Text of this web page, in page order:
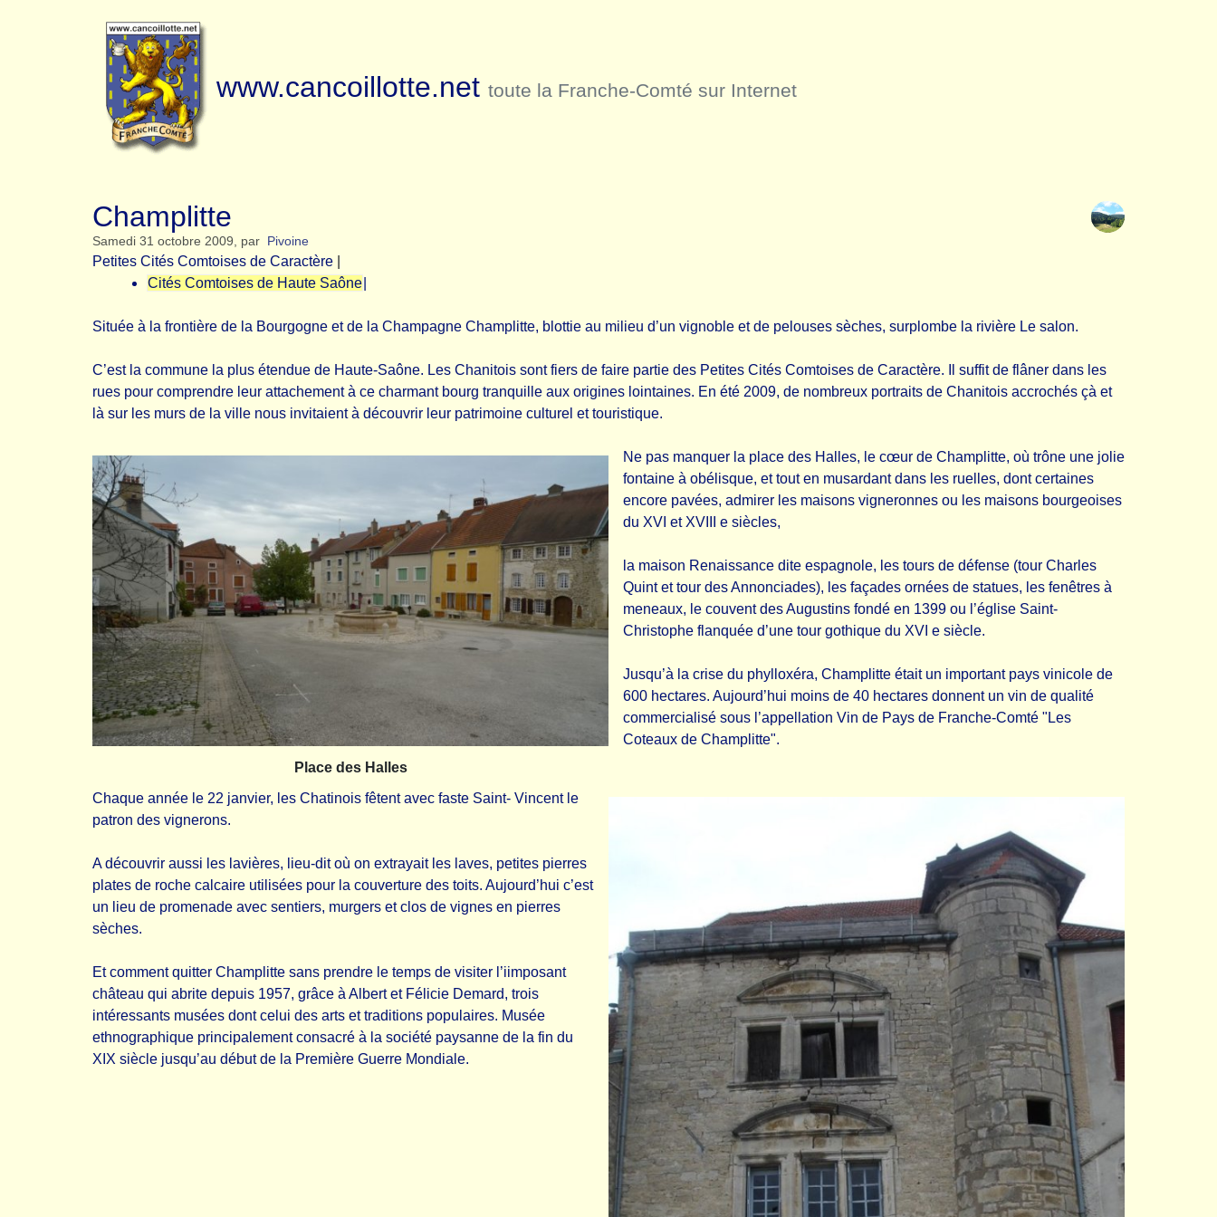
www.cancoillotte.net toute la Franche-Comté sur Internet
Champlitte
Samedi 31 octobre 2009, par Pivoine
Petites Cités Comtoises de Caractère
Cités Comtoises de Haute Saône
Située à la frontière de la Bourgogne et de la Champagne Champlitte, blottie au milieu d’un vignoble et de pelouses sèches, surplombe la rivière Le salon.
C’est la commune la plus étendue de Haute-Saône. Les Chanitois sont fiers de faire partie des Petites Cités Comtoises de Caractère. Il suffit de flâner dans les
rues pour comprendre leur attachement à ce charmant bourg tranquille aux origines lointaines. En été 2009, de nombreux portraits de Chanitois accrochés çà et
là sur les murs de la ville nous invitaient à découvrir leur patrimoine culturel et touristique.
Place des Halles
Ne pas manquer la place des Halles, le cœur de Champlitte, où trône une jolie
fontaine à obélisque, et tout en musardant dans les ruelles, dont certaines
encore pavées, admirer les maisons vigneronnes ou les maisons bourgeoises
du XVI et XVIII e siècles,
la maison Renaissance dite espagnole, les tours de défense (tour Charles
Quint et tour des Annonciades), les façades ornées de statues, les fenêtres à
meneaux, le couvent des Augustins fondé en 1399 ou l’église Saint-
Christophe flanquée d’une tour gothique du XVI e siècle.
Jusqu’à la crise du phylloxéra, Champlitte était un important pays vinicole de
600 hectares. Aujourd’hui moins de 40 hectares donnent un vin de qualité
commercialisé sous l’appellation Vin de Pays de Franche-Comté "Les
Coteaux de Champlitte".
Chaque année le 22 janvier, les Chatinois fêtent avec faste Saint- Vincent le
patron des vignerons.
A découvrir aussi les lavières, lieu-dit où on extrayait les laves, petites pierres
plates de roche calcaire utilisées pour la couverture des toits. Aujourd’hui c’est
un lieu de promenade avec sentiers, murgers et clos de vignes en pierres
sèches.
Et comment quitter Champlitte sans prendre le temps de visiter l’iimposant
château qui abrite depuis 1957, grâce à Albert et Félicie Demard, trois
intéressants musées dont celui des arts et traditions populaires. Musée
ethnographique principalement consacré à la société paysanne de la fin du
XIX siècle jusqu’au début de la Première Guerre Mondiale.